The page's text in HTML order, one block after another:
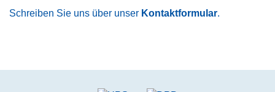
Schreiben Sie uns über unser Kontaktformular.